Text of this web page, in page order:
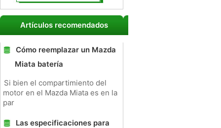
Artículos recomendados
Cómo reemplazar un Mazda
Miata batería
Si bien el compartimiento del
motor en el Mazda Miata es en la
par
Las especificaciones para